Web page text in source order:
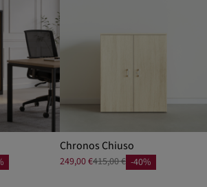
Chronos Chiuso
249,00 €415,00 € -40%